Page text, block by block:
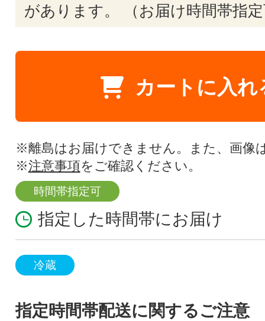
があります。 （お届け時間帯指
カートに入れ
※離島はお届けできません。また、画像
※注意事項をご確認ください。
時間帯指定可
指定した時間帯にお届け
冷蔵
指定時間帯配送に関するご注意